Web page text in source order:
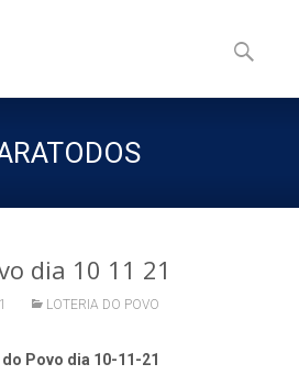
to
content
por:
dia 10 11 21
LOTERIA DO POVO
Povo dia 10-11-21